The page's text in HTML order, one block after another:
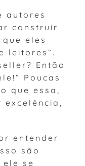
autores
construir
eles
leitores”.
Então
Poucas
que essa,
entender
são
se